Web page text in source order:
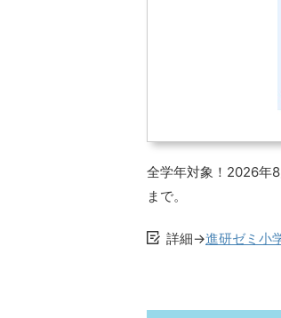
全学年対象！2026年
まで。
詳細→進研ゼミ小